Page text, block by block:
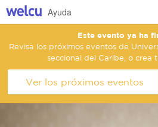
Ayuda
Este evento ya ha
Revisa los próximos eventos de
seccional del Caribe, o crea
Ver los próximos eventos